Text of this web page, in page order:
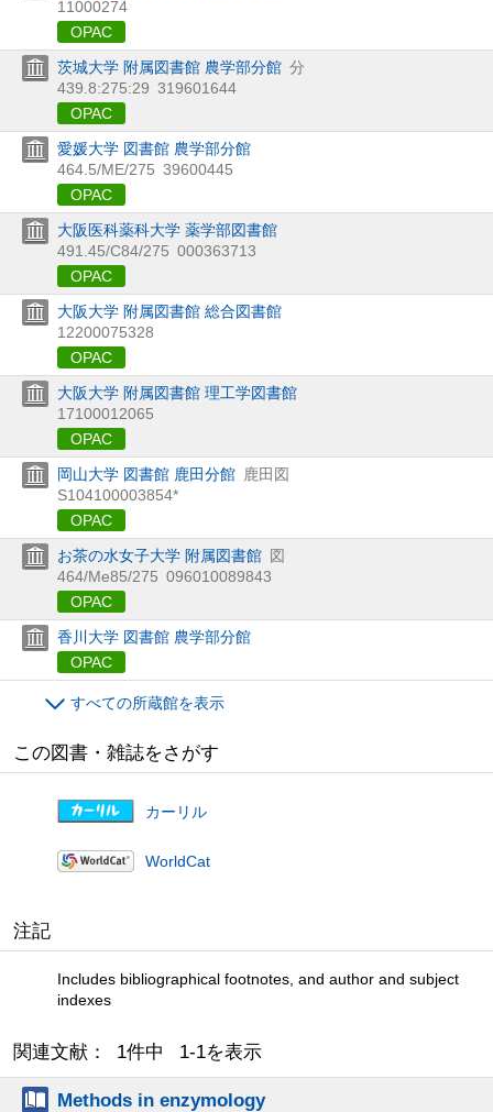
11000274
OPAC
茨城大学 附属図書館 農学部分館 分
439.8:275:29 319601644
OPAC
愛媛大学 図書館 農学部分館
464.5/ME/275 39600445
OPAC
大阪医科薬科大学 薬学部図書館
491.45/C84/275 000363713
OPAC
大阪大学 附属図書館 総合図書館
12200075328
OPAC
大阪大学 附属図書館 理工学図書館
17100012065
OPAC
岡山大学 図書館 鹿田分館 鹿田図
S104100003854*
OPAC
お茶の水女子大学 附属図書館 図
464/Me85/275 096010089843
OPAC
香川大学 図書館 農学部分館
OPAC
すべての所蔵館を表示
この図書・雑誌をさがす
カーリル
WorldCat
注記
Includes bibliographical footnotes, and author and subject
indexes
関連文献： 1件中 1-1を表示
Methods in enzymology